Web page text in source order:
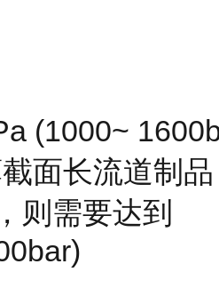
(1000~
面长流道制品
则需要达到